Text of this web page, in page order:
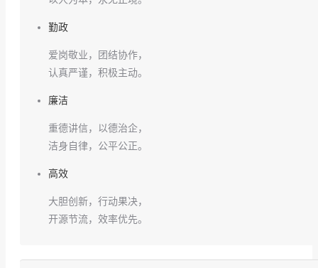
勤政
爱岗敬业，团结协作，
认真严谨，积极主动。
廉洁
重德讲信，以德治企，
洁身自律，公平公正。
高效
大胆创新，行动果决，
开源节流，效率优先。